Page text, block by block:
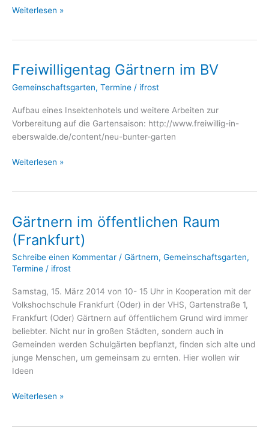
Augen
Weiterlesen »
Freiwilligentag Gärtnern im BV
Gemeinschaftsgarten, Termine / ifrost
Aufbau eines Insektenhotels und weitere Arbeiten zur
Vorbereitung auf die Gartensaison: http://www.freiwillig-in-
eberswalde.de/content/neu-bunter-garten
Freiwilligentag
Weiterlesen »
Gärtnern im öffentlichen Raum
(Frankfurt)
Schreibe einen Kommentar / Gärtnern, Gemeinschaftsgarten,
Termine / ifrost
Samstag, 15. März 2014 von 10- 15 Uhr in Kooperation mit der
Volkshochschule Frankfurt (Oder) in der VHS, Gartenstraße 1,
Frankfurt (Oder) Gärtnern auf öffentlichem Grund wird immer
beliebter. Nicht nur in großen Städten, sondern auch in
Gemeinden werden Schulgärten bepflanzt, finden sich alte und
junge Menschen, um gemeinsam zu ernten. Hier wollen wir
Ideen
Gärtnern
Weiterlesen »